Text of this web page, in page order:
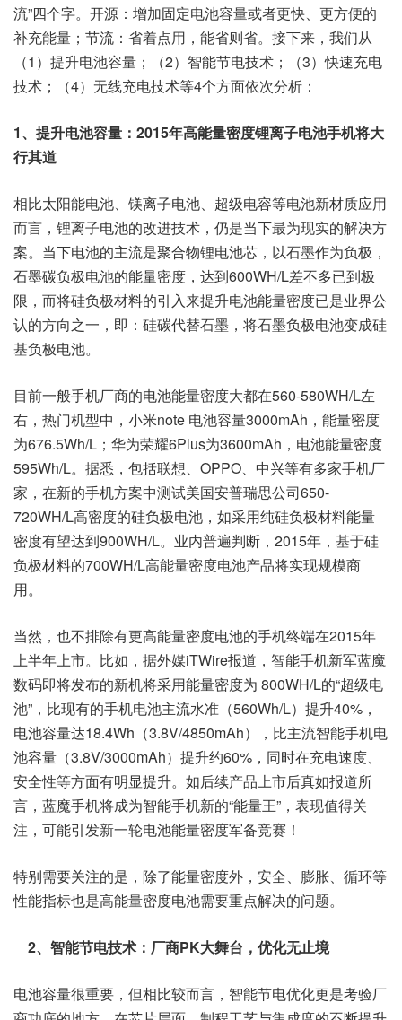
流”四个字。开源：增加固定电池容量或者更快、更方便的
补充能量；节流：省着点用，能省则省。接下来，我们从
（1）提升电池容量；（2）智能节电技术；（3）快速充电
技术；（4）无线充电技术等4个方面依次分析：
1、提升电池容量：2015年高能量密度锂离子电池手机将大
行其道
相比太阳能电池、镁离子电池、超级电容等电池新材质应用
而言，锂离子电池的改进技术，仍是当下最为现实的解决方
案。当下电池的主流是聚合物锂电池芯，以石墨作为负极，
石墨碳负极电池的能量密度，达到600WH/L差不多已到极
限，而将硅负极材料的引入来提升电池能量密度已是业界公
认的方向之一，即：硅碳代替石墨，将石墨负极电池变成硅
基负极电池。
目前一般手机厂商的电池能量密度大都在560-580WH/L左
右，热门机型中，小米note 电池容量3000mAh，能量密度
为676.5Wh/L；华为荣耀6Plus为3600mAh，电池能量密度
595Wh/L。据悉，包括联想、OPPO、中兴等有多家手机厂
家，在新的手机方案中测试美国安普瑞思公司650-
720WH/L高密度的硅负极电池，如采用纯硅负极材料能量
密度有望达到900WH/L。业内普遍判断，2015年，基于硅
负极材料的700WH/L高能量密度电池产品将实现规模商
用。
当然，也不排除有更高能量密度电池的手机终端在2015年
上半年上市。比如，据外媒iTWire报道，智能手机新军蓝魔
数码即将发布的新机将采用能量密度为 800WH/L的“超级电
池”，比现有的手机电池主流水准（560Wh/L）提升40%，
电池容量达18.4Wh（3.8V/4850mAh），比主流智能手机电
池容量（3.8V/3000mAh）提升约60%，同时在充电速度、
安全性等方面有明显提升。如后续产品上市后真如报道所
言，蓝魔手机将成为智能手机新的“能量王”，表现值得关
注，可能引发新一轮电池能量密度军备竞赛！
特别需要关注的是，除了能量密度外，安全、膨胀、循环等
性能指标也是高能量密度电池需要重点解决的问题。
2、智能节电技术：厂商PK大舞台，优化无止境
电池容量很重要，但相比较而言，智能节电优化更是考验厂